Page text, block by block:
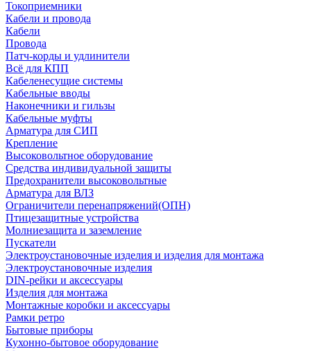
Токоприемники
Кабели и провода
Кабели
Провода
Патч-корды и удлинители
Всё для КПП
Кабеленесущие системы
Кабельные вводы
Наконечники и гильзы
Кабельные муфты
Арматура для СИП
Крепление
Высоковольтное оборудование
Средства индивидуальной защиты
Предохранители высоковольтные
Арматура для ВЛЗ
Ограничители перенапряжений(ОПН)
Птицезащитные устройства
Молниезащита и заземление
Пускатели
Электроустановочные изделия и изделия для монтажа
Электроустановочные изделия
DIN-рейки и аксессуары
Изделия для монтажа
Монтажные коробки и аксессуары
Рамки ретро
Бытовые приборы
Кухонно-бытовое оборудование